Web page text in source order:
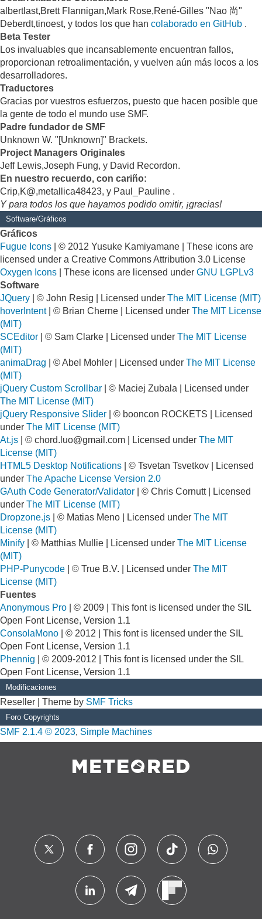
albertlast,Brett Flannigan,Mark Rose,René-Gilles "Nao 尚"
Deberdt,tinoest, y todos los que han colaborado en GitHub .
Beta Tester
Los invaluables que incansablemente encuentran fallos,
proporcionan retroalimentación, y vuelven aún más locos a los
desarrolladores.
Traductores
Gracias por vuestros esfuerzos, puesto que hacen posible que
la gente de todo el mundo use SMF.
Padre fundador de SMF
Unknown W. "[Unknown]" Brackets.
Project Managers Originales
Jeff Lewis,Joseph Fung, y David Recordon.
En nuestro recuerdo, con cariño:
Crip,K@,metallica48423, y Paul_Pauline .
Y para todos los que hayamos podido omitir, ¡gracias!
Software/Gráficos
Gráficos
Fugue Icons | © 2012 Yusuke Kamiyamane | These icons are
licensed under a Creative Commons Attribution 3.0 License
Oxygen Icons | These icons are licensed under GNU LGPLv3
Software
JQuery | © John Resig | Licensed under The MIT License (MIT)
hoverIntent| © Brian Cherne | Licensed under The MIT License
(MIT)
SCEditor | © Sam Clarke | Licensed under The MIT License
(MIT)
animaDrag | © Abel Mohler | Licensed under The MIT License
(MIT)
jQuery Custom Scrollbar | © Maciej Zubala | Licensed under
The MIT License (MIT)
jQuery Responsive Slider | © booncon ROCKETS | Licensed
under The MIT License (MIT)
At.js | © chord.luo@gmail.com | Licensed under The MIT
License (MIT)
HTML5 Desktop Notifications | © Tsvetan Tsvetkov | Licensed
under The Apache License Version 2.0
GAuth Code Generator/Validator | © Chris Cornutt | Licensed
under The MIT License (MIT)
Dropzone.js | © Matias Meno | Licensed under The MIT
License (MIT)
Minify | © Matthias Mullie | Licensed under The MIT License
(MIT)
PHP-Punycode | © True B.V. | Licensed under The MIT
License (MIT)
Fuentes
Anonymous Pro | © 2009 | This font is licensed under the SIL
Open Font License, Version 1.1
ConsolaMono | © 2012 | This font is licensed under the SIL
Open Font License, Version 1.1
Phennig | © 2009-2012 | This font is licensed under the SIL
Open Font License, Version 1.1
Modificaciones
Reseller | Theme by SMF Tricks
Foro Copyrights
SMF 2.1.4 © 2023, Simple Machines